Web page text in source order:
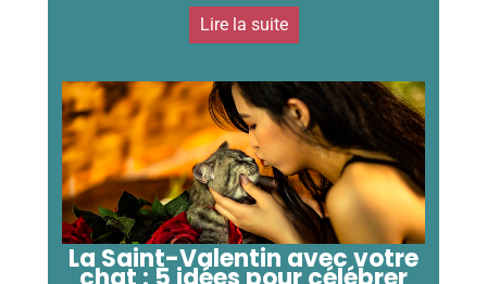
Lire la suite
La Saint-Valentin avec votre